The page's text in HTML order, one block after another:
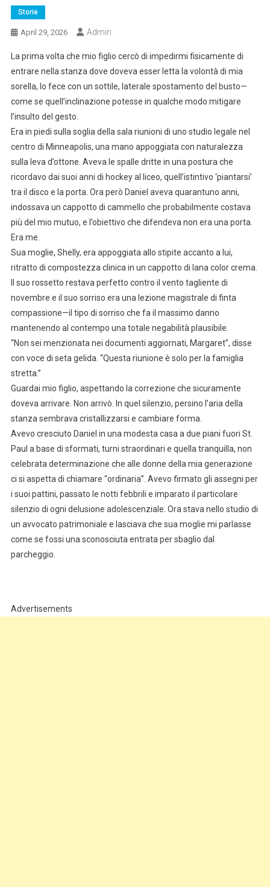
Storie
April 29, 2026 Admin
La prima volta che mio figlio cercò di impedirmi fisicamente di
entrare nella stanza dove doveva esser letta la volontà di mia
sorella, lo fece con un sottile, laterale spostamento del busto—
come se quell’inclinazione potesse in qualche modo mitigare
l’insulto del gesto.
Era in piedi sulla soglia della sala riunioni di uno studio legale nel
centro di Minneapolis, una mano appoggiata con naturalezza
sulla leva d’ottone. Aveva le spalle dritte in una postura che
ricordavo dai suoi anni di hockey al liceo, quell’istintivo ‘piantarsi’
tra il disco e la porta. Ora però Daniel aveva quarantuno anni,
indossava un cappotto di cammello che probabilmente costava
più del mio mutuo, e l’obiettivo che difendeva non era una porta.
Era me.
Sua moglie, Shelly, era appoggiata allo stipite accanto a lui,
ritratto di compostezza clinica in un cappotto di lana color crema.
Il suo rossetto restava perfetto contro il vento tagliente di
novembre e il suo sorriso era una lezione magistrale di finta
compassione—il tipo di sorriso che fa il massimo danno
mantenendo al contempo una totale negabilità plausibile.
“Non sei menzionata nei documenti aggiornati, Margaret”, disse
con voce di seta gelida. “Questa riunione è solo per la famiglia
stretta.”
Guardai mio figlio, aspettando la correzione che sicuramente
doveva arrivare. Non arrivò. In quel silenzio, persino l’aria della
stanza sembrava cristallizzarsi e cambiare forma.
Avevo cresciuto Daniel in una modesta casa a due piani fuori St.
Paul a base di sformati, turni straordinari e quella tranquilla, non
celebrata determinazione che alle donne della mia generazione
ci si aspetta di chiamare “ordinaria”. Avevo firmato gli assegni per
i suoi pattini, passato le notti febbrili e imparato il particolare
silenzio di ogni delusione adolescenziale. Ora stava nello studio di
un avvocato patrimoniale e lasciava che sua moglie mi parlasse
come se fossi una sconosciuta entrata per sbaglio dal
parcheggio.
Advertisements